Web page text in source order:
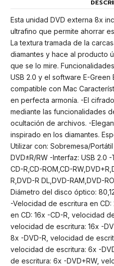
Esta unidad DVD externa 8x
ultrafino que permite ahorrar
La textura tramada de la
diamantes y hace al producto
que se lo mire.
USB 2.0 y el software E-Green
compatible con Mac
en perfecta armonía. -El
mediante las funcionalidades
ocultación de archivos. -
inspirado en los diamantes.
Utilizar con: Sobremesa/
DVD±R/RW -Interfaz: USB 2.0
CD-R,CD-ROM,CD-
R,DVD-R DL,DVD-RAM,DVD-
Diámetro del disco óptico:
-Velocidad de escritura en
en CD: 16x -CD-R, velocidad
velocidad de escritura: 16x -
8x -DVD-R, velocidad de
velocidad de escritura: 6x -
de escritura: 6x -DVD+RW,